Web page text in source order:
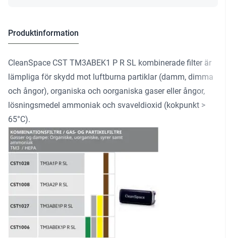
Produktinformation
CleanSpace CST TM3ABEK1 P R SL kombinerade filter är
lämpliga för skydd mot luftburna partiklar (damm, dimma
och ångor), organiska och oorganiska gaser eller ångor,
lösningsmedel ammoniak och svaveldioxid (kokpunkt >
65°C).